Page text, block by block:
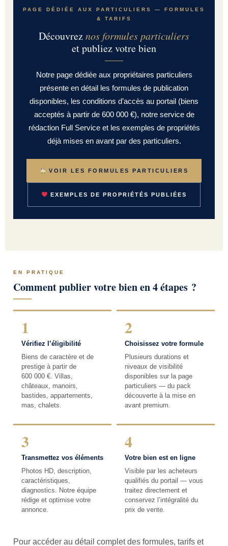
PAGE DÉDIÉE AUX PARTICULIERS — FORMULES
& TARIFS
Découvreznos formules particuliers
et publiez votre bien
Notre page dédiée aux propriétaires particuliers
présente en détail les formules de publication
disponibles, les conditions d’accès au portail (biens
acceptés à partir de 600 000 €), notre service de
rédaction Full Service et les exemples de propriétés
déjà mises en avant par des particuliers.
VOIR LES FORMULES PARTICULIERS
EXEMPLES DE PROPRIÉTÉS PUBLIÉES
EN PRATIQUE
Comment publier votre bien en 4 étapes ?
1
Vérifiez l’éligibilité
Biens de caractère et de
prestige à partir de
600 000 €. Villas,
châteaux, manoirs,
bastides, appartements,
mas, chalets.
2
Choisissez votre formule
Plusieurs durations et
niveaux de visibilité
disponibles sur la page
particuliers — du pack
découverte à la mise en
avant premium.
3
Transmettez vos éléments
Photos HD, description,
caractéristiques,
diagnostics. Notre équipe
rédige et optimise votre
annonce.
4
Votre bien est en ligne
Visible par les acheteurs
qualifiés du portail — vous
traitez directement et
conservez l’intégralité du
prix de vente.
Pour accéder au détail complet des formules, tarifs et